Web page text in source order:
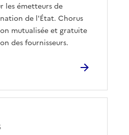
les émetteurs de
de l'État. Chorus
mutualisée et gratuite
des fournisseurs.